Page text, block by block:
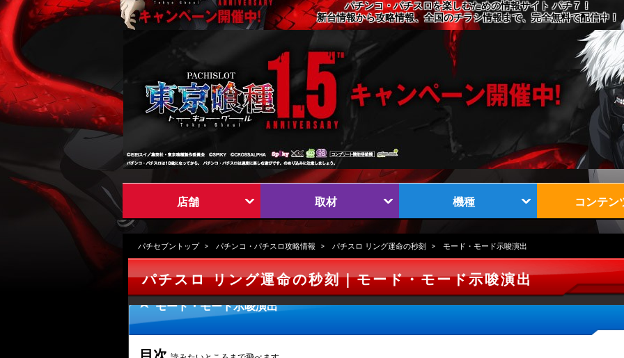
パチンコ・パチスロを楽しむための情報サイト パチ７！
新台情報から攻略情報、全国のチラシ情報まで、完全無料で配信中！
店舗 取材 機種 コンテン
パチセブントップ パチンコ・パチスロ攻略情報 パチスロ リング運命の秒刻 モード・モード示唆演出
パチスロ リング運命の秒刻｜モード・モード示唆演出
モード・モード示唆演出
目次